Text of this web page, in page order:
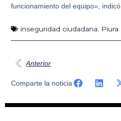
funcionamiento del equipo», indicó.
inseguridad ciudadana, Piura
Ant
Anterior
Comparte la noticia